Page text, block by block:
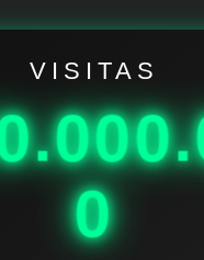
VISITAS
0